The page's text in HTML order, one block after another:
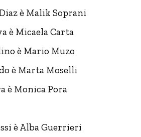
è Malik Soprani
è Micaela Carta
è Mario Muzo
è Marta Moselli
è Monica Pora
è Alba Guerrieri